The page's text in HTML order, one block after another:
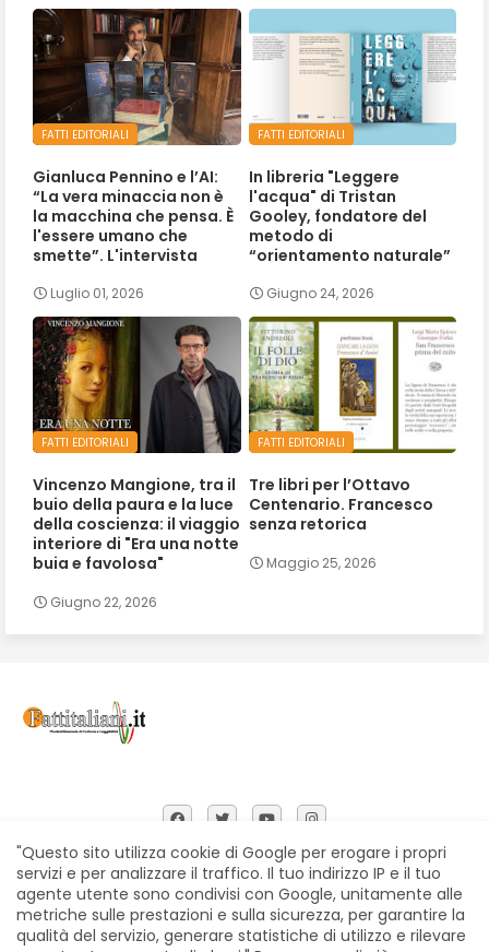
FATTI EDITORIALI
Gianluca Pennino e l’AI:
“La vera minaccia non è
la macchina che pensa. È
l'essere umano che
smette”. L'intervista
Luglio 01, 2026
FATTI EDITORIALI
In libreria "Leggere
l'acqua" di Tristan
Gooley, fondatore del
metodo di
“orientamento naturale”
Giugno 24, 2026
FATTI EDITORIALI
Vincenzo Mangione, tra il
buio della paura e la luce
della coscienza: il viaggio
interiore di "Era una notte
buia e favolosa"
Giugno 22, 2026
FATTI EDITORIALI
Tre libri per l’Ottavo
Centenario. Francesco
senza retorica
Maggio 25, 2026
Home Chi siamo Contatti
Privacy Policy
Segnalazioni
"Questo sito utilizza cookie di Google per erogare i propri
servizi e per analizzare il traffico. Il tuo indirizzo IP e il tuo
agente utente sono condivisi con Google, unitamente alle
metriche sulle prestazioni e sulla sicurezza, per garantire la
qualità del servizio, generare statistiche di utilizzo e rilevare